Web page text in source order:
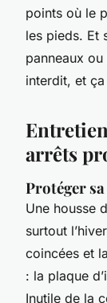
points où le
les pieds. Et
panneaux ou
interdit, et
arrêts
Protéger
Une housse
surtout
coincées et
: la plaque
Inutile de la